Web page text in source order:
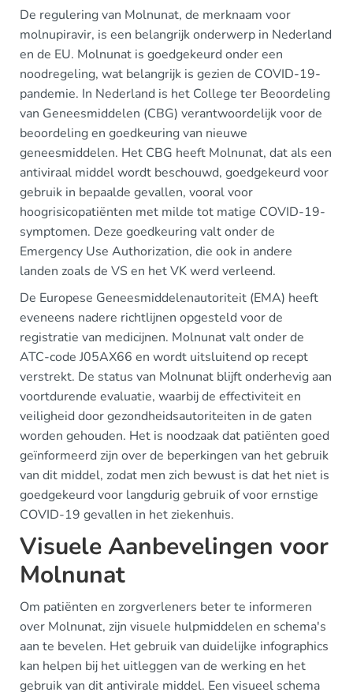
De regulering van Molnunat, de merknaam voor
molnupiravir, is een belangrijk onderwerp in Nederland
en de EU. Molnunat is goedgekeurd onder een
noodregeling, wat belangrijk is gezien de COVID-19-
pandemie. In Nederland is het College ter Beoordeling
van Geneesmiddelen (CBG) verantwoordelijk voor de
beoordeling en goedkeuring van nieuwe
geneesmiddelen. Het CBG heeft Molnunat, dat als een
antiviraal middel wordt beschouwd, goedgekeurd voor
gebruik in bepaalde gevallen, vooral voor
hoogrisicopatiënten met milde tot matige COVID-19-
symptomen. Deze goedkeuring valt onder de
Emergency Use Authorization, die ook in andere
landen zoals de VS en het VK werd verleend.
De Europese Geneesmiddelenautoriteit (EMA) heeft
eveneens nadere richtlijnen opgesteld voor de
registratie van medicijnen. Molnunat valt onder de
ATC-code J05AX66 en wordt uitsluitend op recept
verstrekt. De status van Molnunat blijft onderhevig aan
voortdurende evaluatie, waarbij de effectiviteit en
veiligheid door gezondheidsautoriteiten in de gaten
worden gehouden. Het is noodzaak dat patiënten goed
geïnformeerd zijn over de beperkingen van het gebruik
van dit middel, zodat men zich bewust is dat het niet is
goedgekeurd voor langdurig gebruik of voor ernstige
COVID-19 gevallen in het ziekenhuis.
Visuele Aanbevelingen voor
Molnunat
Om patiënten en zorgverleners beter te informeren
over Molnunat, zijn visuele hulpmiddelen en schema's
aan te bevelen. Het gebruik van duidelijke infographics
kan helpen bij het uitleggen van de werking en het
gebruik van dit antivirale middel. Een visueel schema